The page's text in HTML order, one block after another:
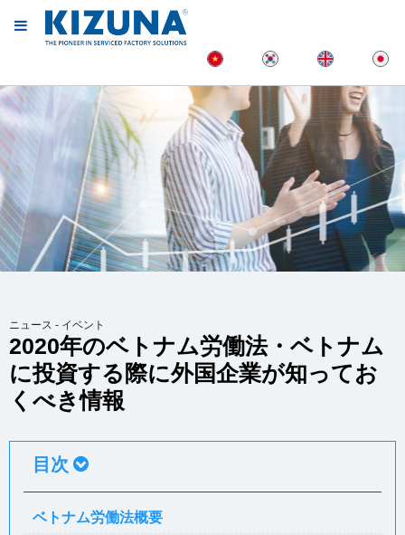
ニュース - イベント
2020年のベトナム労働法・ベトナム
に投資する際に外国企業が知ってお
くべき情報
目次
ベトナム労働法概要